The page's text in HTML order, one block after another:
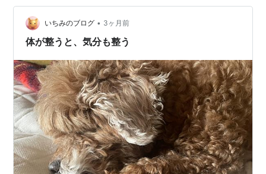
ってますね」 え、そうなんですか？という感じでした😅
思わず、 「そんなに凝ってます？」 と聞き返してしまい
ました。 自分の体なのに、…
いちみのブログ • 3ヶ月前
体が整うと、気分も整う